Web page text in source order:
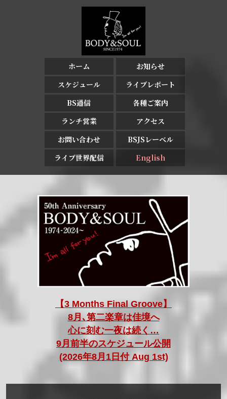
ホーム
お知らせ
スケジュール
ライブレポート
BS通信
各種ご案内
ランチ営業
アクセス
お問い合わせ
BSJSレーベル
ライブ世界配信
English
【3 Months Final Groove】
8月､第二楽章は佳境へ
心に刻む一夜は続く…
9月前半のスケジュール公開
(2026年8月1日付 Aug 1st)